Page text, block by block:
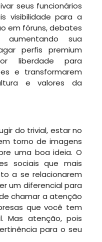
seus funcionários
visibilidade para a
em fóruns, debates
sua
perfis premium
liberdade para
e transformarem
e valores da
do trivial, estar no
torno de imagens
uma boa ideia. O
sociais que mais
a se relacionarem
um diferencial para
chamar a atenção
que você tem
Mas atenção, pois
para o seu